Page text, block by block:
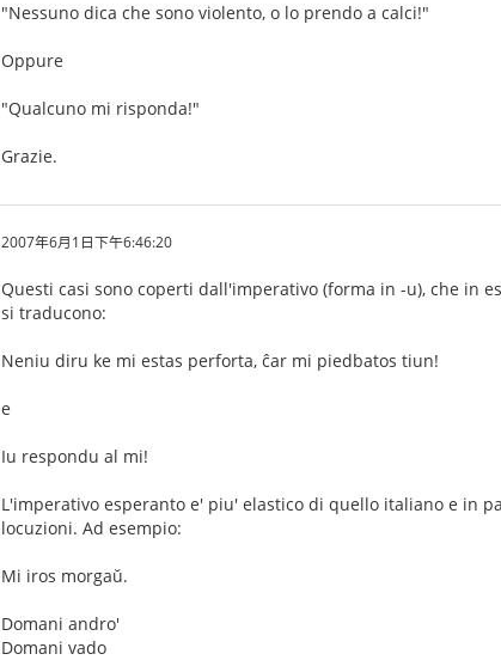
"Nessuno dica che sono violento, o lo prendo a calci!"
Oppure
"Qualcuno mi risponda!"
Grazie.
2007年6月1日下午6:46:20
Questi casi sono coperti dall'imperativo (forma in -u), che in
si traducono:
Neniu diru ke mi estas perforta, ĉar mi piedbatos tiun!
e
Iu respondu al mi!
L'imperativo esperanto e' piu' elastico di quello italiano e in
locuzioni. Ad esempio:
Mi iros morgaŭ.
Domani andro'
Domani vado